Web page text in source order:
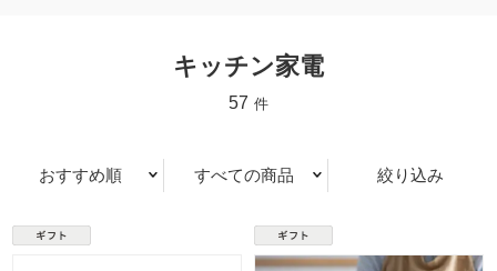
キッチン家電
57 件
おすすめ順 すべての商品 絞り込み